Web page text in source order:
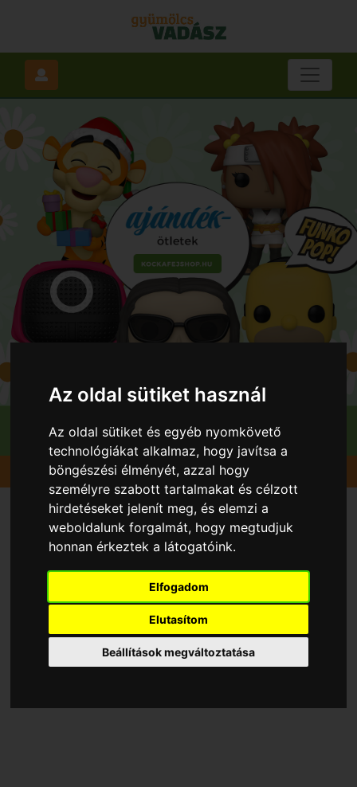
Az oldal sütiket használ
Az oldal sütiket és egyéb nyomkövető
technológiákat alkalmaz, hogy javítsa a
böngészési élményét, azzal hogy
személyre szabott tartalmakat és célzott
hirdetéseket jelenít meg, és elemzi a
weboldalunk forgalmát, hogy megtudjuk
honnan érkeztek a látogatóink.
Elfogadom
Elutasítom
Beállítások megváltoztatása
Gyümölcsök Őszibarack Early Redhaven